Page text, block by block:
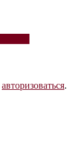
авторизоваться.